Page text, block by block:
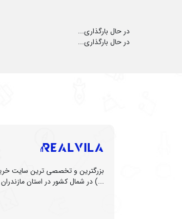
در حال بارگذاری...
در حال بارگذاری...
بزرگترین و تخصصی ترین سایت
...) در شمال کشور در استان